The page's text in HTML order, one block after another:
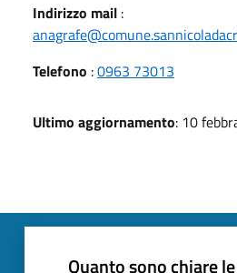
Indirizzo mail :
Telefono :0963 73013
Ultimo aggiornamento: 10
Quanto sono chiare